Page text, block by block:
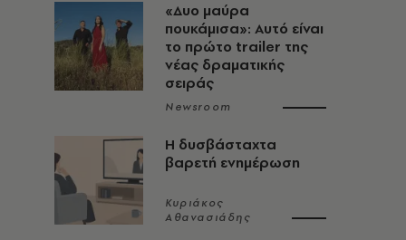
«Δυο μαύρα
πουκάμισα»: Αυτό είναι
το πρώτο trailer της
νέας δραματικής
σειράς
Newsroom
Η δυσβάσταχτα
βαρετή ενημέρωση
Κυριάκος
Αθανασιάδης